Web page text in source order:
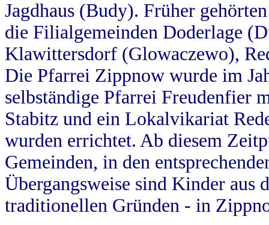
Jagdhaus (Budy). Früher
die Filialgemeinden Doderlage
Klawittersdorf (Glowaczewo),
Die Pfarrei Zippnow wurde im
selbständige Pfarrei Freudenfier
Stabitz und ein Lokalvikariat
wurden errichtet. Ab diesem
Gemeinden, in den
Übergangsweise sind Kinder aus
traditionellen Gründen - in